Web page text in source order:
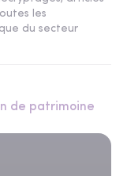
les
du secteur
de patrimoine